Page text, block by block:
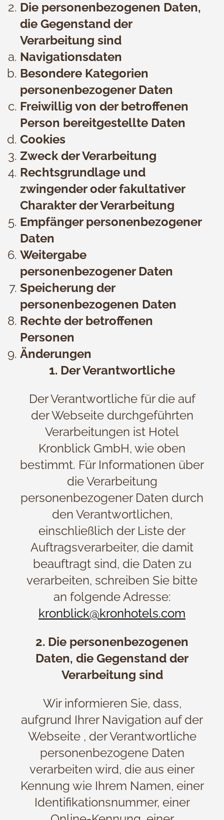
Die personenbezogenen Daten,
die Gegenstand der
Verarbeitung sind
Navigationsdaten
Besondere Kategorien
personenbezogener Daten
Freiwillig von der betroffenen
Person bereitgestellte Daten
Cookies
Zweck der Verarbeitung
Rechtsgrundlage und
zwingender oder fakultativer
Charakter der Verarbeitung
Empfänger personenbezogener
Daten
Weitergabe
personenbezogener Daten
Speicherung der
personenbezogenen Daten
Rechte der betroffenen
Personen
Änderungen
1. Der Verantwortliche
Der Verantwortliche für die auf
der Webseite durchgeführten
Verarbeitungen ist Hotel
Kronblick GmbH, wie oben
bestimmt. Für Informationen über
die Verarbeitung
personenbezogener Daten durch
den Verantwortlichen,
einschließlich der Liste der
Auftragsverarbeiter, die damit
beauftragt sind, die Daten zu
verarbeiten, schreiben Sie bitte
an folgende Adresse:
kronblick@kronhotels.com
2. Die personenbezogenen
Daten, die Gegenstand der
Verarbeitung sind
Wir informieren Sie, dass,
aufgrund Ihrer Navigation auf der
Webseite , der Verantwortliche
personenbezogene Daten
verarbeiten wird, die aus einer
Kennung wie Ihrem Namen, einer
Identifikationsnummer, einer